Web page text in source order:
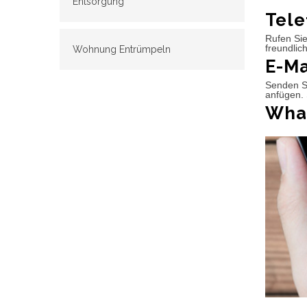
Wohnung Entrümpeln
Rufen
E-
Senden
anfügen.